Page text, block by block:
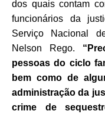
dos quais contam
funcionários da
Serviço Nacional
Nelson Rego.
pessoas do ciclo
bem como de
administração da
crime de